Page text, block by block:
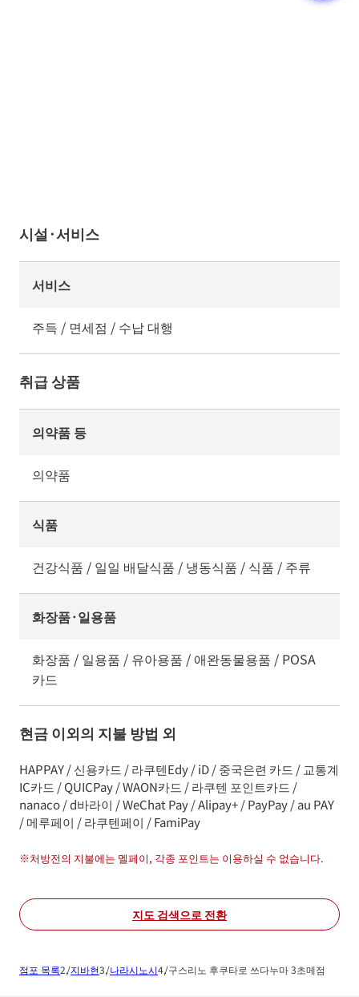
시설·서비스
서비스
주득 / 면세점 / 수납 대행
취급 상품
의약품 등
의약품
식품
건강식품 / 일일 배달식품 / 냉동식품 / 식품 / 주류
화장품·일용품
화장품 / 일용품 / 유아용품 / 애완동물용품 / POSA
카드
현금 이외의 지불 방법 외
HAPPAY / 신용카드 / 라쿠텐Edy / iD / 중국은련 카드 / 교통계
IC카드 / QUICPay / WAON카드 / 라쿠텐 포인트카드 /
nanaco / d바라이 / WeChat Pay / Alipay+ / PayPay / au PAY
/ 메루페이 / 라쿠텐페이 / FamiPay
※처방전의 지불에는 멜페이, 각종 포인트는 이용하실 수 없습니다.
지도 검색으로 전환
점포 목록 지바현 나라시노시 구스리노 후쿠타로 쓰다누마 3초메점